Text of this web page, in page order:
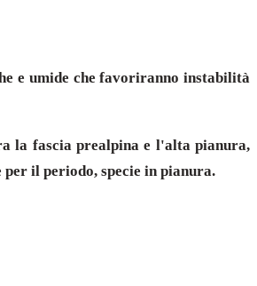
e umide che favoriranno instabilità
la fascia prealpina e l'alta pianura,
il periodo, specie in pianura.